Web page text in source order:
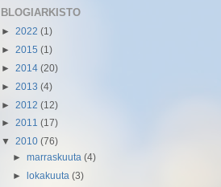
BLOGIARKISTO
► 2022 (1)
► 2015 (1)
► 2014 (20)
► 2013 (4)
► 2012 (12)
► 2011 (17)
▼ 2010 (76)
►marraskuuta(4)
►lokakuuta(3)